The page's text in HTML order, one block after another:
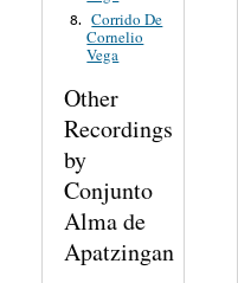
8. Corrido De
Cornelio
Vega
Other
Recordings
by
Conjunto
Alma de
Apatzingan